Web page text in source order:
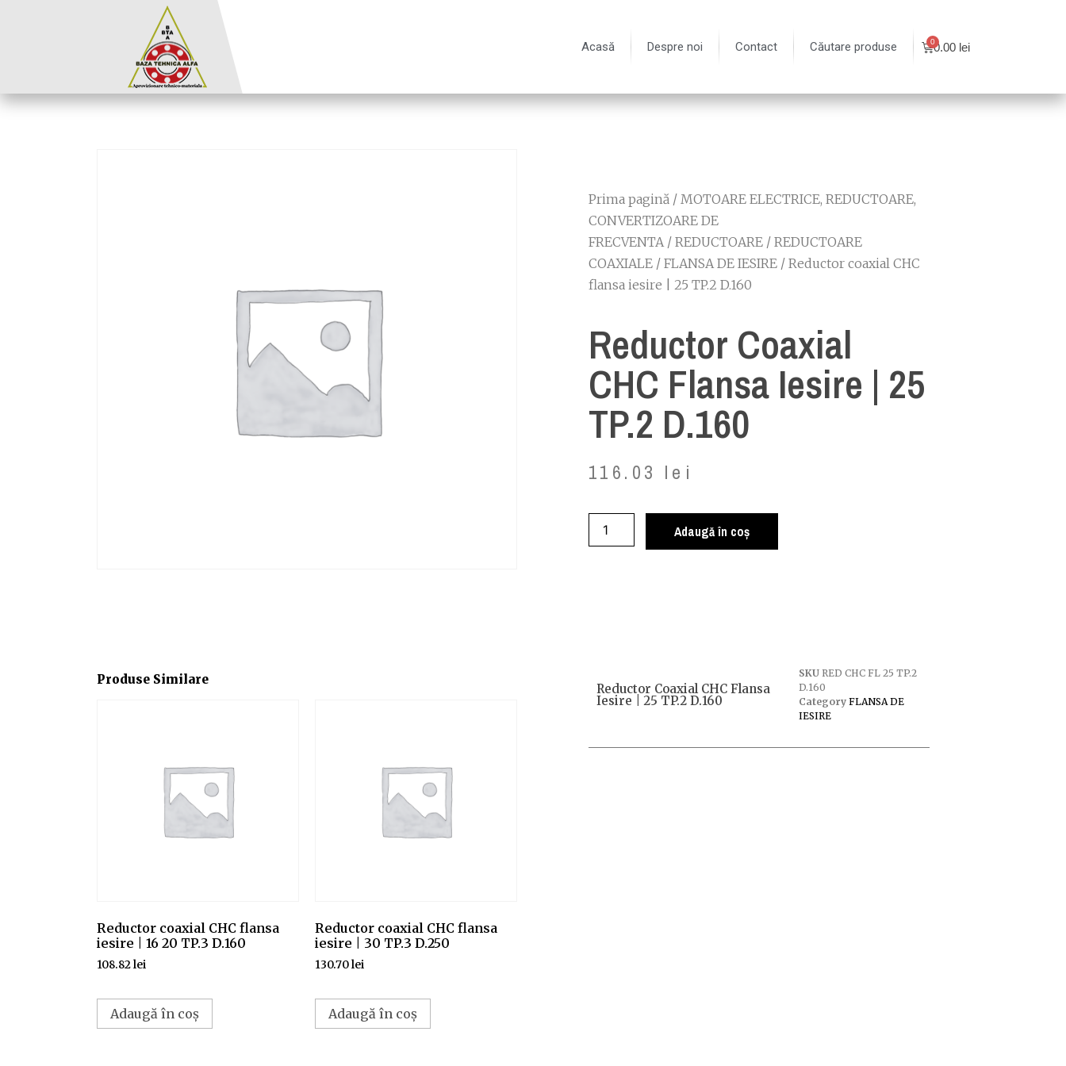
Acasă Despre noi Contact Căutare produse 0.00 lei
Prima pagină / MOTOARE ELECTRICE, REDUCTOARE,
CONVERTIZOARE DE
FRECVENTA/ REDUCTOARE / REDUCTOARE
COAXIALE / FLANSA DE IESIRE / Reductor coaxial CHC
flansa iesire | 25 TP.2 D.160
Reductor Coaxial
CHC Flansa Iesire | 25
TP.2 D.160
116.03 lei
Adaugă în coș
Produse Similare
Reductor coaxial CHC flansa
iesire | 16 20 TP.3 D.160
108.82lei
Adaugă în coș
Reductor coaxial CHC flansa
iesire | 30 TP.3 D.250
130.70lei
Adaugă în coș
Reductor Coaxial CHC Flansa
Iesire | 25 TP.2 D.160
SKU RED CHC FL 25 TP.2
D.160
Category FLANSA DE
IESIRE